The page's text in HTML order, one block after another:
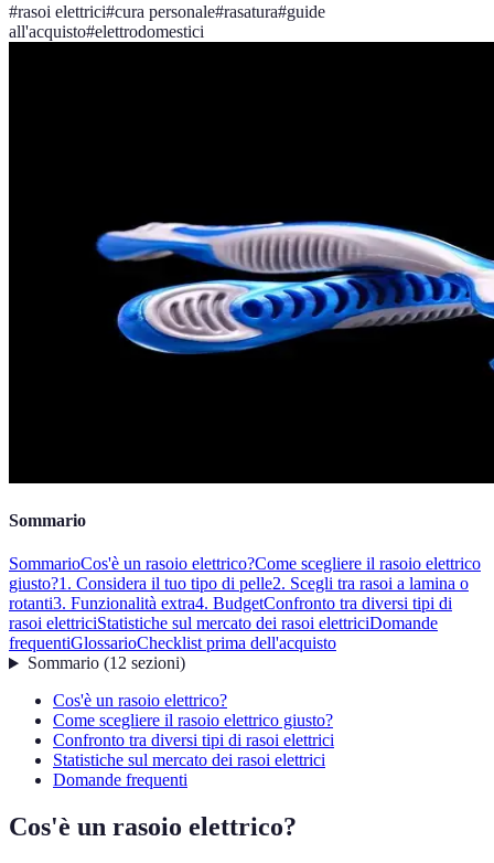
#rasoi elettrici#cura personale#rasatura#guide
all'acquisto#elettrodomestici
Sommario
SommarioCos'è un rasoio elettrico?Come scegliere il rasoio elettrico
giusto?1. Considera il tuo tipo di pelle2. Scegli tra rasoi a lamina o
rotanti3. Funzionalità extra4. BudgetConfronto tra diversi tipi di
rasoi elettriciStatistiche sul mercato dei rasoi elettriciDomande
frequentiGlossarioChecklist prima dell'acquisto
Sommario(12 sezioni)
Cos'è un rasoio elettrico?
Come scegliere il rasoio elettrico giusto?
Confronto tra diversi tipi di rasoi elettrici
Statistiche sul mercato dei rasoi elettrici
Domande frequenti
Cos'è un rasoio elettrico?